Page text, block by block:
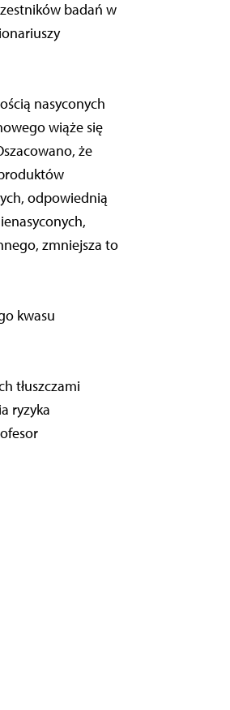
badań w
nasyconych
wiąże się
że
odpowiednią
zmniejsza to
kwasu
tłuszczami
ryzyka